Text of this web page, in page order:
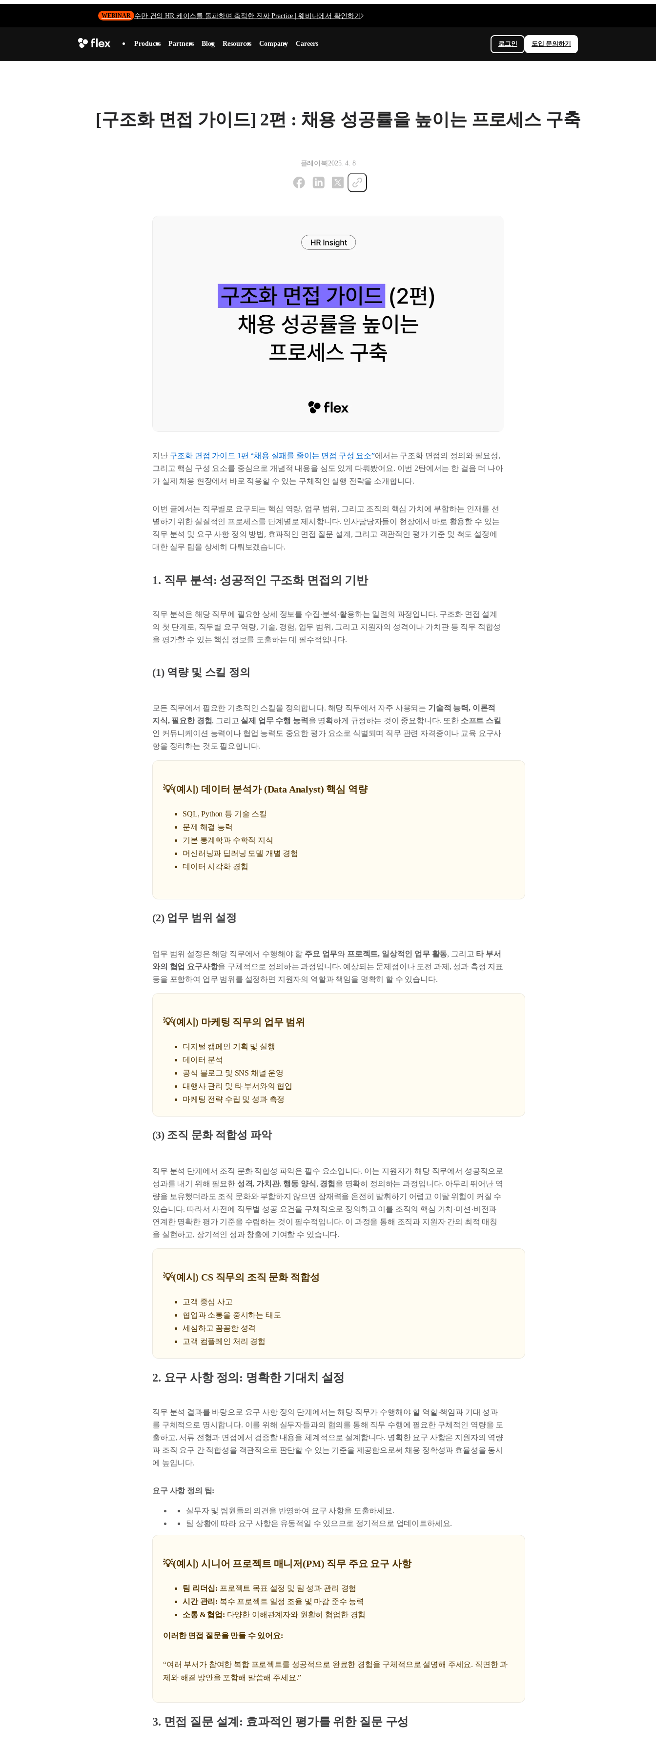
WEBINAR 수만 건의 HR 케이스를 돌파하며 축적한 진짜 Practice | 웨비나에서 확인하기
Products Partners Blog Resources Company Careers 로그인 도입 문의하기
[구조화 면접 가이드] 2편 : 채용 성공률을 높이는 프로세스 구축
플레이북2025. 4. 8
지난 구조화 면접 가이드 1편 “채용 실패를 줄이는 면접 구성 요소”에서는 구조화 면접의 정의와 필요성,
그리고 핵심 구성 요소를 중심으로 개념적 내용을 심도 있게 다뤄봤어요. 이번 2탄에서는 한 걸음 더 나아
가 실제 채용 현장에서 바로 적용할 수 있는 구체적인 실행 전략을 소개합니다.
이번 글에서는 직무별로 요구되는 핵심 역량, 업무 범위, 그리고 조직의 핵심 가치에 부합하는 인재를 선
별하기 위한 실질적인 프로세스를 단계별로 제시합니다. 인사담당자들이 현장에서 바로 활용할 수 있는
직무 분석 및 요구 사항 정의 방법, 효과적인 면접 질문 설계, 그리고 객관적인 평가 기준 및 척도 설정에
대한 실무 팁을 상세히 다뤄보겠습니다.
1. 직무 분석: 성공적인 구조화 면접의 기반
직무 분석은 해당 직무에 필요한 상세 정보를 수집∙분석∙활용하는 일련의 과정입니다. 구조화 면접 설계
의 첫 단계로, 직무별 요구 역량, 기술, 경험, 업무 범위, 그리고 지원자의 성격이나 가치관 등 직무 적합성
을 평가할 수 있는 핵심 정보를 도출하는 데 필수적입니다.
(1) 역량 및 스킬 정의
모든 직무에서 필요한 기초적인 스킬을 정의합니다. 해당 직무에서 자주 사용되는 기술적 능력, 이론적
지식, 필요한 경험, 그리고 실제 업무 수행 능력 을 명확하게 규정하는 것이 중요합니다. 또한 소프트 스킬
인 커뮤니케이션 능력이나 협업 능력도 중요한 평가 요소로 식별되며 직무 관련 자격증이나 교육 요구사
항을 정리하는 것도 필요합니다.
💡(예시) 데이터 분석가 (Data Analyst) 핵심 역량
SQL, Python 등 기술 스킬
문제 해결 능력
기본 통계학과 수학적 지식
머신러닝과 딥러닝 모델 개별 경험
데이터 시각화 경험
(2) 업무 범위 설정
업무 범위 설정은 해당 직무에서 수행해야 할 주요 업무와 프로젝트, 일상적인 업무 활동, 그리고 타 부서
와의 협업 요구사항을 구체적으로 정의하는 과정입니다. 예상되는 문제점이나 도전 과제, 성과 측정 지표
등을 포함하여 업무 범위를 설정하면 지원자의 역할과 책임을 명확히 할 수 있습니다.
💡(예시) 마케팅 직무의 업무 범위
디지털 캠페인 기획 및 실행
데이터 분석
공식 블로그 및 SNS 채널 운영
대행사 관리 및 타 부서와의 협업
마케팅 전략 수립 및 성과 측정
(3) 조직 문화 적합성 파악
직무 분석 단계에서 조직 문화 적합성 파악은 필수 요소입니다. 이는 지원자가 해당 직무에서 성공적으로
성과를 내기 위해 필요한 성격, 가치관, 행동 양식, 경험 을 명확히 정의하는 과정입니다. 아무리 뛰어난 역
량을 보유했더라도 조직 문화와 부합하지 않으면 잠재력을 온전히 발휘하기 어렵고 이탈 위험이 커질 수
있습니다. 따라서 사전에 직무별 성공 요건을 구체적으로 정의하고 이를 조직의 핵심 가치·미션·비전과
연계한 명확한 평가 기준을 수립하는 것이 필수적입니다. 이 과정을 통해 조직과 지원자 간의 최적 매칭
을 실현하고, 장기적인 성과 창출에 기여할 수 있습니다.
💡(예시) CS 직무의 조직 문화 적합성
고객 중심 사고
협업과 소통을 중시하는 태도
세심하고 꼼꼼한 성격
고객 컴플레인 처리 경험
2. 요구 사항 정의: 명확한 기대치 설정
직무 분석 결과를 바탕으로 요구 사항 정의 단계에서는 해당 직무가 수행해야 할 역할·책임과 기대 성과
를 구체적으로 명시합니다. 이를 위해 실무자들과의 협의를 통해 직무 수행에 필요한 구체적인 역량을 도
출하고, 서류 전형과 면접에서 검증할 내용을 체계적으로 설계합니다. 명확한 요구 사항은 지원자의 역량
과 조직 요구 간 적합성을 객관적으로 판단할 수 있는 기준을 제공함으로써 채용 정확성과 효율성을 동시
에 높입니다.
요구 사항 정의 팁:
실무자 및 팀원들의 의견을 반영하여 요구 사항을 도출하세요.
팀 상황에 따라 요구 사항은 유동적일 수 있으므로 정기적으로 업데이트하세요.
💡(예시) 시니어 프로젝트 매니저(PM) 직무 주요 요구 사항
팀 리더십: 프로젝트 목표 설정 및 팀 성과 관리 경험
시간 관리: 복수 프로젝트 일정 조율 및 마감 준수 능력
소통 & 협업: 다양한 이해관계자와 원활히 협업한 경험
이러한 면접 질문을 만들 수 있어요:
“여러 부서가 참여한 복합 프로젝트를 성공적으로 완료한 경험을 구체적으로 설명해 주세요. 직면한 과
제와 해결 방안을 포함해 말씀해 주세요.”
3. 면접 질문 설계: 효과적인 평가를 위한 질문 구성